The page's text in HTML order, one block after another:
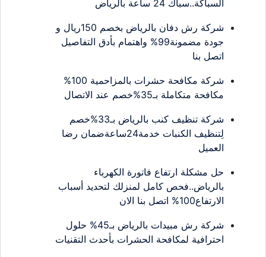
السباكة..سباك 24 ساعة بالرياض
شركة رش دفان بالرياض بخصم 150ريال و
جودة مضمونة99% واهتمام بأدق التفاصيل
اتصل بنا
شركة مكافحة حشرات بالمزاحمية 100%
مكافحة متكاملة بـ35%خصم عند الاتصال
شركة تنظيف كنب بالرياض بـ33%خصم
لِتنظيف الكنبات خدمة24ساعةضمان رضا
العميل
حل مشكلة ارتفاع فاتورة الكهرباء
بالرياض..فحص كامل لمنزلك لتحديد أسباب
الارتفاع100% اتصل بنا الان
شركة رش مبيدات بالرياض بـ45% حلول
احترافية لمكافحة الحشرات بأحدث التقنيات